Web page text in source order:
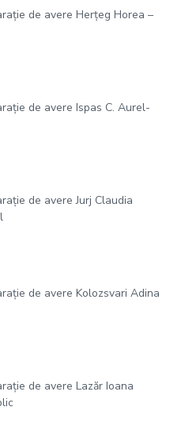
de avere Herțeg Horea –
de avere Ispas C. Aurel-
de avere Jurj Claudia
de avere Kolozsvari Adina
de avere Lazăr Ioana